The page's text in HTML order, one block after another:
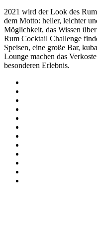
2021 wird der Look des
dem Motto: heller, leichter
Möglichkeit, das Wissen
Rum Cocktail Challenge
Speisen, eine große Bar,
Lounge machen das
besonderen Erlebnis.